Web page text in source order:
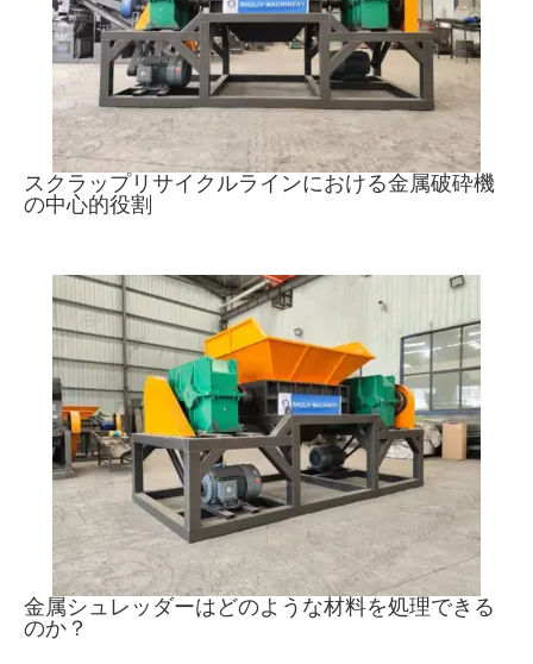
スクラップリサイクルラインにおける金属破砕機
の中心的役割
金属シュレッダーはどのような材料を処理できる
のか？